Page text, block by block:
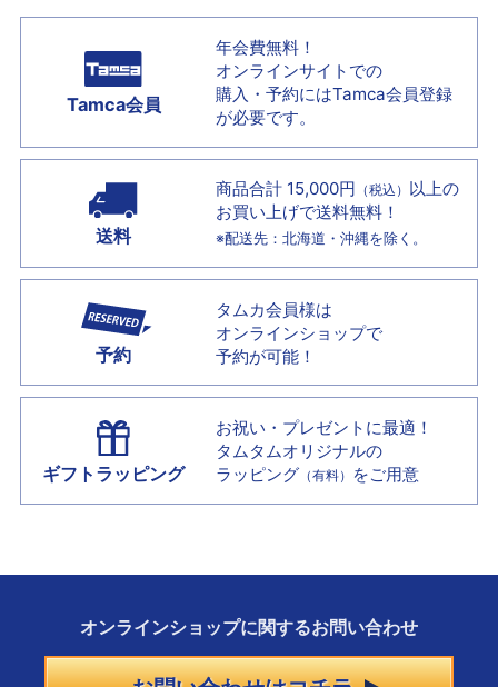
Tamca会員
年会費無料！
オンラインサイトでの
購入・予約にはTamca会員登録
が必要です。
送料
商品合計 15,000円 （税込） 以上の
お買い上げで送料無料！
※配送先：北海道・沖縄を除く。
予約
タムカ会員様は
オンラインショップで
予約が可能！
ギフトラッピング
お祝い・プレゼントに最適！
タムタムオリジナルの
ラッピング （有料） をご用意
オンラインショップに関するお問い合わせ